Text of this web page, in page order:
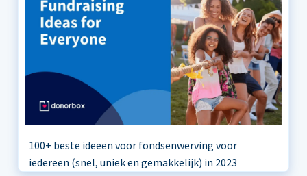
100+ beste ideeën voor fondsenwerving voor
iedereen (snel, uniek en gemakkelijk) in 2023